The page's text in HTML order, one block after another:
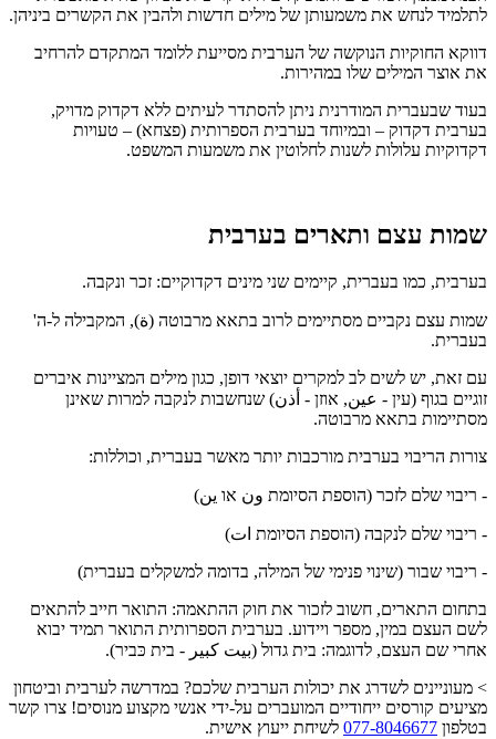
לתלמיד לנחש את משמעותן של מילים חדשות ולהבין את הקשרים ביניהן.
דווקא החוקיות הנוקשה של הערבית מסייעת ללומד המתקדם להרחיב
את אוצר המילים שלו במהירות.
בעוד שבעברית המודרנית ניתן להסתדר לעיתים ללא דקדוק מדויק,
בערבית דקדוק – ובמיוחד בערבית הספרותית (פצחא) – טעויות
דקדוקיות עלולות לשנות לחלוטין את משמעות המשפט.
שמות עצם ותארים בערבית
בערבית, כמו בעברית, קיימים שני מינים דקדוקיים: זכר ונקבה.
שמות עצם נקביים מסתיימים לרוב בתאא מרבוטה (ة), המקבילה ל-ה'
בעברית.
עם זאת, יש לשים לב למקרים יוצאי דופן, כגון מילים המציינות איברים
זוגיים בגוף (עין - عين, אוזן - أذن) שנחשבות לנקבה למרות שאינן
מסתיימות בתאא מרבוטה.
צורות הריבוי בערבית מורכבות יותר מאשר בעברית, וכוללות:
- ריבוי שלם לזכר (הוספת הסיומת ون או ين)
- ריבוי שלם לנקבה (הוספת הסיומת ات)
- ריבוי שבור (שינוי פנימי של המילה, בדומה למשקלים בעברית)
בתחום התארים, חשוב לזכור את חוק ההתאמה: התואר חייב להתאים
לשם העצם במין, מספר ויידוע. בערבית הספרותית התואר תמיד יבוא
אחרי שם העצם, לדוגמה: בית גדול (بيت كبير - בית כּביר).
> מעוניינים לשדרג את יכולות הערבית שלכם? במדרשה לערבית וביטחון
מציעים קורסים ייחודיים המועברים על-ידי אנשי מקצוע מנוסים! צרו קשר
בטלפון 077-8046677 לשיחת ייעוץ אישית.